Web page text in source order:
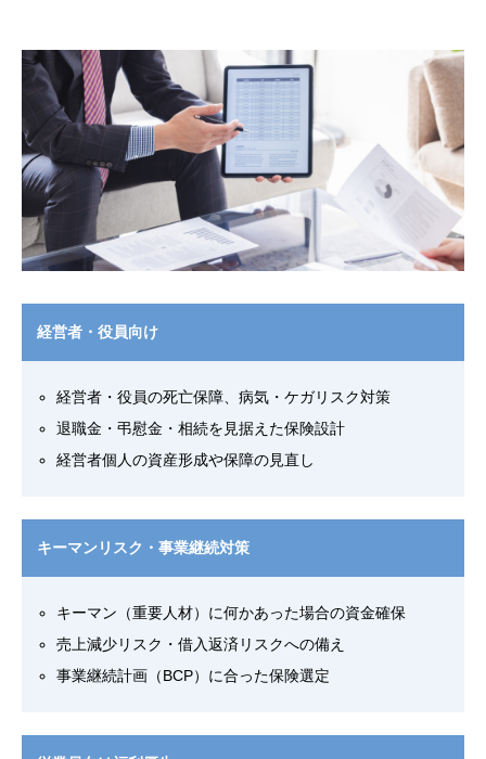
経営者・役員向け
経営者・役員の死亡保障、病気・ケガリスク対策
退職金・弔慰金・相続を見据えた保険設計
経営者個人の資産形成や保障の見直し
キーマンリスク・事業継続対策
キーマン（重要人材）に何かあった場合の資金確保
売上減少リスク・借入返済リスクへの備え
事業継続計画（BCP）に合った保険選定